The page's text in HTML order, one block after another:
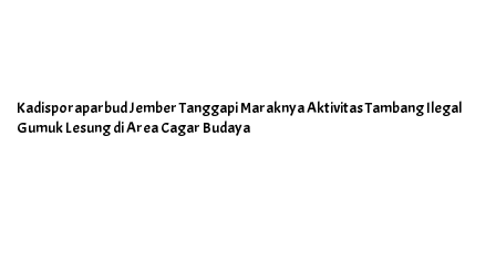
Kadisporaparbud Jember Tanggapi Maraknya Aktivitas Tambang Ilegal
Gumuk Lesung di Area Cagar Budaya